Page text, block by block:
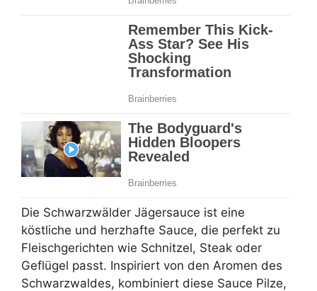
Die Schwarzwälder Jägersauce ist eine
köstliche und herzhafte Sauce, die perfekt zu
Fleischgerichten wie Schnitzel, Steak oder
Geflügel passt. Inspiriert von den Aromen des
Schwarzwaldes, kombiniert diese Sauce Pilze,